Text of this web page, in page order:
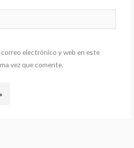
electrónico y web en este
vez que comente.